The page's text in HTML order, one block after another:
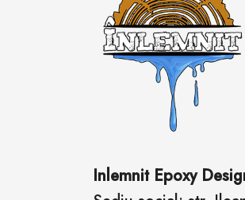
Inlemnit Epoxy